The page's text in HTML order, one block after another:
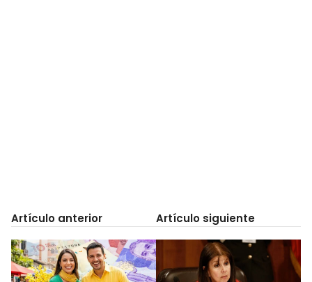
Artículo anterior Artículo siguiente